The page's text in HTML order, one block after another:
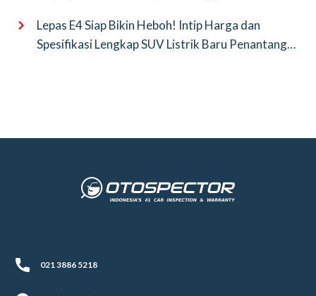
Lepas E4 Siap Bikin Heboh! Intip Harga dan
Spesifikasi Lengkap SUV Listrik Baru Penantang
021 3886 5218